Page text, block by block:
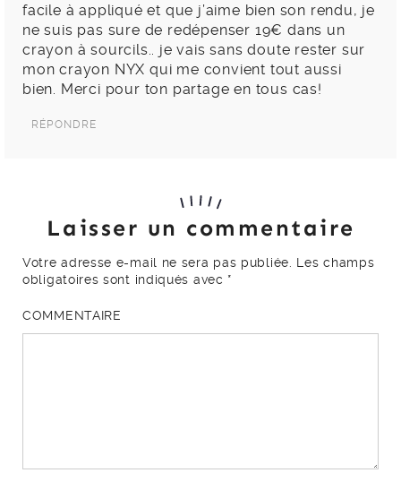
facile à appliqué et que j’aime bien son rendu, je
ne suis pas sure de redépenser 19€ dans un
crayon à sourcils.. je vais sans doute rester sur
mon crayon NYX qui me convient tout aussi
bien. Merci pour ton partage en tous cas!
RÉPONDRE
Laisser un commentaire
Votre adresse e-mail ne sera pas publiée.
Les champs
obligatoires sont indiqués avec *
COMMENTAIRE